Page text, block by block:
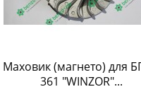
Маховик (магнето) для
361 "WINZOR"...